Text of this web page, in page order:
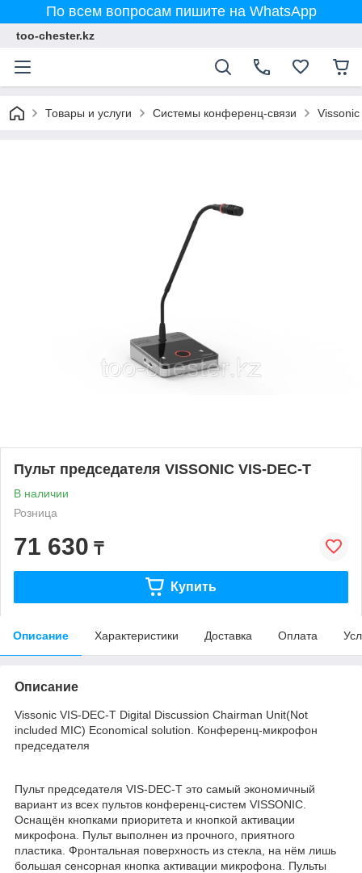
По всем вопросам пишите на WhatsApp
too-chester.kz
Товары и услуги Системы конференц-связи Vissonic
Пульт председателя VISSONIC VIS-DEС-T
В наличии
Розница
71 630 ₸
Купить
Описание Характеристики Доставка Оплата
Описание
Vissonic VIS-DEС-T Digital Discussion Chairman Unit(Not
included MIC) Economical solution. Конференц-микрофон
председателя
Пульт председателя VIS-DEC-T это самый экономичный
вариант из всех пультов конференц-систем VISSONIC.
Оснащён кнопками приоритета и кнопкой активации
микрофона. Пульт выполнен из прочного, приятного
пластика. Фронтальная поверхность из стекла, на нём лишь
большая сенсорная кнопка активации микрофона. Пульты